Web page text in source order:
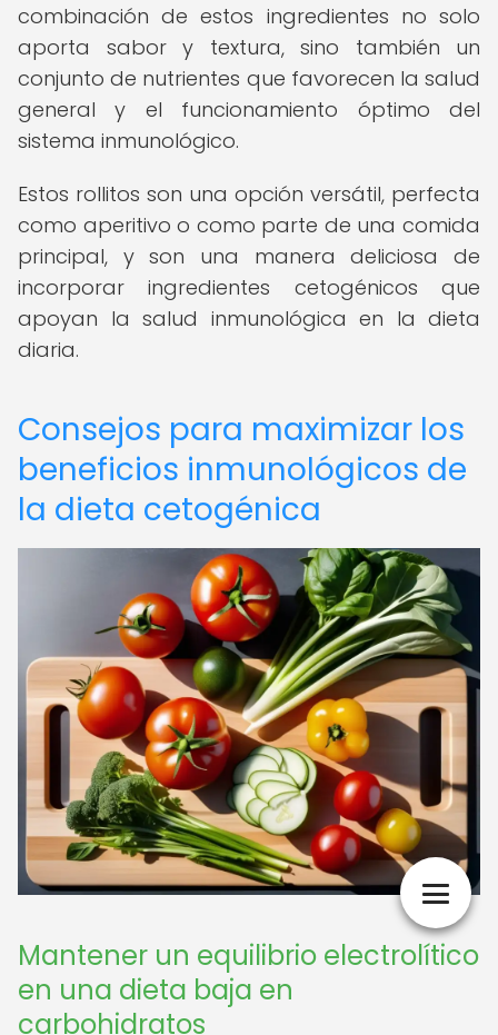
combinación de estos ingredientes no solo
aporta sabor y textura, sino también un
conjunto de nutrientes que favorecen la salud
general y el funcionamiento óptimo del
sistema inmunológico.
Estos rollitos son una opción versátil, perfecta
como aperitivo o como parte de una comida
principal, y son una manera deliciosa de
incorporar ingredientes cetogénicos que
apoyan la salud inmunológica en la dieta
diaria.
Consejos para maximizar los
beneficios inmunológicos de
la dieta cetogénica
Mantener un equilibrio electrolítico
en una dieta baja en
carbohidratos